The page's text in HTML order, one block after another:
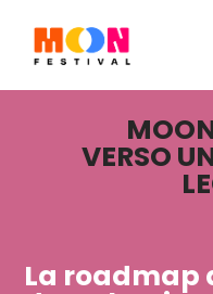
VERSO
La roadmap